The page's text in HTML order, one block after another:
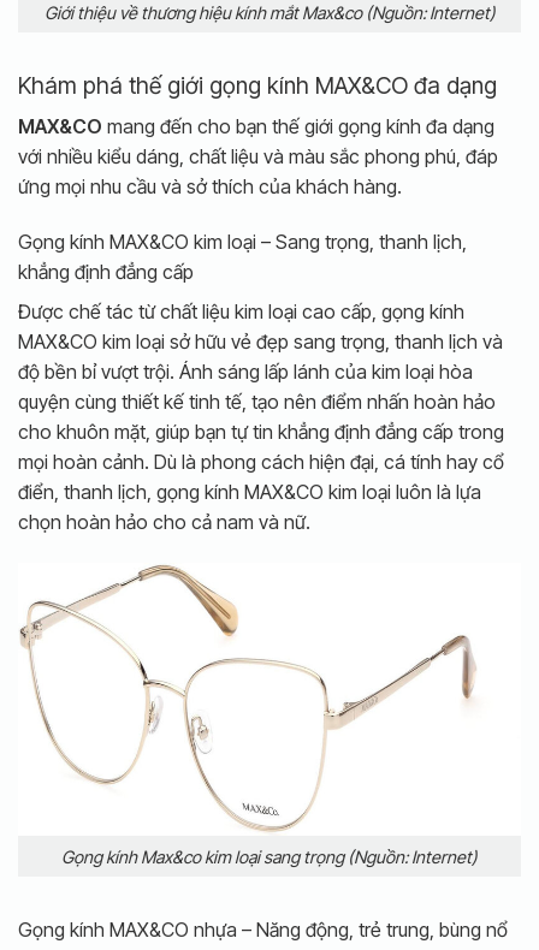
Giới thiệu về thương hiệu kính mắt Max&co (Nguồn: Internet)
Khám phá thế giới gọng kính MAX&CO đa dạng
MAX&CO mang đến cho bạn thế giới gọng kính đa dạng
với nhiều kiểu dáng, chất liệu và màu sắc phong phú, đáp
ứng mọi nhu cầu và sở thích của khách hàng.
Gọng kính MAX&CO kim loại – Sang trọng, thanh lịch,
khẳng định đẳng cấp
Được chế tác từ chất liệu kim loại cao cấp, gọng kính
MAX&CO kim loại sở hữu vẻ đẹp sang trọng, thanh lịch và
độ bền bỉ vượt trội. Ánh sáng lấp lánh của kim loại hòa
quyện cùng thiết kế tinh tế, tạo nên điểm nhấn hoàn hảo
cho khuôn mặt, giúp bạn tự tin khẳng định đẳng cấp trong
mọi hoàn cảnh. Dù là phong cách hiện đại, cá tính hay cổ
điển, thanh lịch, gọng kính MAX&CO kim loại luôn là lựa
chọn hoàn hảo cho cả nam và nữ.
Gọng kính Max&co kim loại sang trọng (Nguồn: Internet)
Gọng kính MAX&CO nhựa – Năng động, trẻ trung, bùng nổ